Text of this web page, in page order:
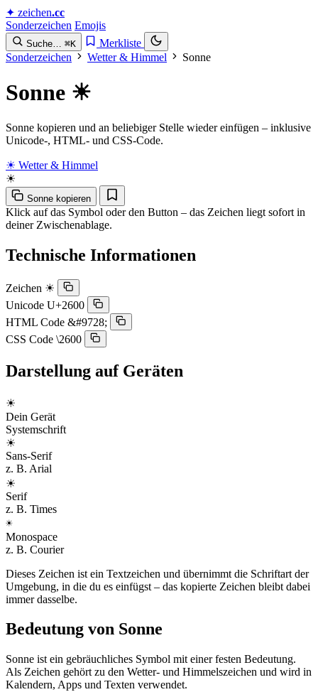
✦ zeichen.cc
Sonderzeichen Emojis
Suche… ⌘K
Merkliste
Sonderzeichen
Wetter & Himmel Sonne
Sonne ☀︎
Sonne kopieren und an beliebiger Stelle wieder einfügen – inklusive
Unicode-, HTML- und CSS-Code.
☀︎ Wetter & Himmel
☀︎
Sonne kopieren
Klick auf das Symbol oder den Button – das Zeichen liegt sofort in
deiner Zwischenablage.
Technische Informationen
Zeichen ☀︎
Unicode U+2600
HTML Code &#9728;
CSS Code \2600
Darstellung auf Geräten
☀︎
Dein Gerät
Systemschrift
☀︎
Sans-Serif
z. B. Arial
☀︎
Serif
z. B. Times
☀︎
Monospace
z. B. Courier
Dieses Zeichen ist ein Textzeichen und übernimmt die Schriftart der
Umgebung, in die du es einfügst – das kopierte Zeichen bleibt dabei
immer dasselbe.
Bedeutung von Sonne
Sonne ist ein gebräuchliches Symbol mit einer festen Bedeutung.
Als Zeichen gehört zu den Wetter- und Himmelszeichen und wird in
Kalendern, Apps und Texten verwendet.